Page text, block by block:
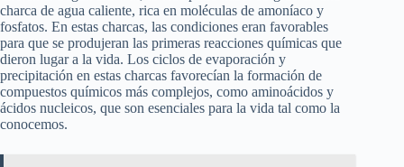
charca de agua caliente, rica en moléculas de amoníaco y
fosfatos. En estas charcas, las condiciones eran favorables
para que se produjeran las primeras reacciones químicas que
dieron lugar a la vida. Los ciclos de evaporación y
precipitación en estas charcas favorecían la formación de
compuestos químicos más complejos, como aminoácidos y
ácidos nucleicos, que son esenciales para la vida tal como la
conocemos.